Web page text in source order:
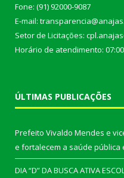
Fone: (91) 92000-9087
E-mail:
Setor de Licitações:
Horário de atendimento:
ÚLTIMAS PUBLICAÇÕES
Prefeito Vivaldo Mendes e
e fortalecem a saúde pública
DIA “D” DA BUSCA ATIVA